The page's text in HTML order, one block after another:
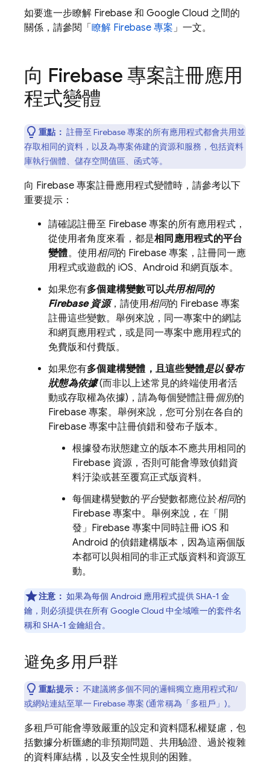
如要進一步瞭解 Firebase 和 Google Cloud 之間的
關係，請參閱「瞭解 Firebase 專案 」一文。
向 Firebase 專案註冊應用
程式變體
重點： 註冊至 Firebase 專案的所有應用程式都會共用並
存取相同的資料，以及為專案佈建的資源和服務，包括資料
庫執行個體、儲存空間值區、函式等。
向 Firebase 專案註冊應用程式變體時，請參考以下
重要提示：
請確認註冊至 Firebase 專案的所有應用程式，
從使用者角度來看，都是相同應用程式的平台
變體。使用相同的 Firebase 專案，註冊同一應
用程式或遊戲的 iOS、Android 和網頁版本。
如果您有多個建構變數可以共用相同的
Firebase 資源，請使用相同的 Firebase 專案
註冊這些變數。舉例來說，同一專案中的網誌
和網頁應用程式，或是同一專案中應用程式的
免費版和付費版。
如果您有多個建構變體，且這些變體是以發布
狀態為依據(而非以上述常見的終端使用者活
動或存取權為依據)，請為每個變體註冊個別的
Firebase 專案。舉例來說，您可分別在各自的
Firebase 專案中註冊偵錯和發布子版本。
根據發布狀態建立的版本不應共用相同的
Firebase 資源，否則可能會導致偵錯資
料汙染或甚至覆寫正式版資料。
每個建構變數的平台變數都應位於相同的
Firebase 專案中。舉例來說，在「開
發」Firebase 專案中同時註冊 iOS 和
Android 的偵錯建構版本，因為這兩個版
本都可以與相同的非正式版資料和資源互
動。
注意： 如果為每個 Android 應用程式提供 SHA-1 金
鑰，則必須提供在所有 Google Cloud 中全域唯一的套件名
稱和 SHA-1 金鑰組合。
避免多用戶群
重點提示： 不建議將多個不同的邏輯獨立應用程式和/
或網站連結至單一 Firebase 專案 (通常稱為「多租戶」)。
多租戶可能會導致嚴重的設定和資料隱私權疑慮，包
括數據分析匯總的非預期問題、共用驗證、過於複雜
的資料庫結構，以及安全性規則的困難。